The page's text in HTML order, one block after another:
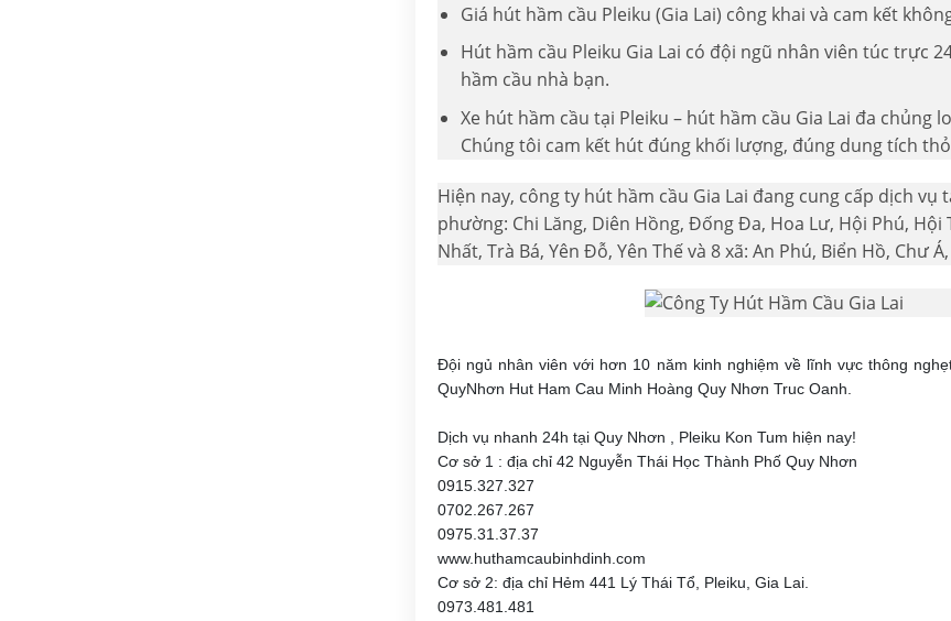
Giá hút hầm cầu Pleiku (Gia Lai) công khai và cam kết
Hút hầm cầu Pleiku Gia Lai có đội ngũ nhân viên túc trực
hầm cầu nhà bạn.
Xe hút hầm cầu tại Pleiku – hút hầm cầu Gia Lai đa
Chúng tôi cam kết hút đúng khối lượng, đúng dung tích
Hiện nay, công ty hút hầm cầu Gia Lai đang cung cấp dịch
phường: Chi Lăng, Diên Hồng, Đống Đa, Hoa Lư, Hội Phú,
Nhất, Trà Bá, Yên Đỗ, Yên Thế và 8 xã: An Phú, Biển Hồ, Chư
Đội ngủ nhân viên với hơn 10 năm kinh nghiệm về lĩnh vực thông
QuyNhơn Hut Ham Cau Minh Hoàng Quy Nhơn Truc Oanh.
Dịch vụ nhanh 24h tại Quy Nhơn , Pleiku Kon Tum hiện nay!
Cơ sở 1 : địa chỉ 42 Nguyễn Thái Học Thành Phố Quy Nhơn
0915.327.327
0702.267.267
0975.31.37.37
www.huthamcaubinhdinh.com
Cơ sở 2: địa chỉ Hẻm 441 Lý Thái Tổ, Pleiku, Gia Lai.
0973.481.481